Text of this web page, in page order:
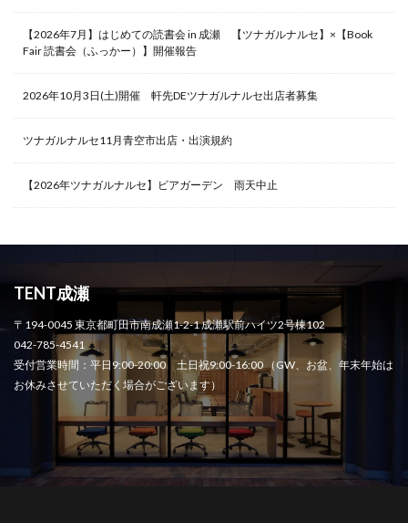
【2026年7月】はじめての読書会 in 成瀬 【ツナガルナルセ】×【Book
Fair 読書会（ふっかー）】開催報告
2026年10月3日(土)開催 軒先DEツナガルナルセ出店者募集
ツナガルナルセ11月青空市出店・出演規約
【2026年ツナガルナルセ】ビアガーデン 雨天中止
TENT成瀬
〒194-0045 東京都町田市南成瀬1-2-1 成瀬駅前ハイツ2号棟102
042-785-4541
受付営業時間：平日9:00-20:00 土日祝9:00-16:00 （GW、お盆、年末年始は
お休みさせていただく場合がございます）